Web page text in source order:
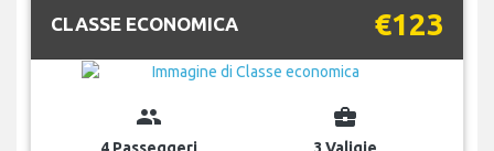
CLASSE ECONOMICA €123
group
4 Passeggeri
business_center
3 Valigie